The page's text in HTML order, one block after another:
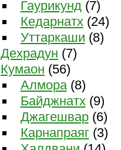
Гаурикунд(7)
Кедарнатх(24)
Уттаркаши (8)
Дехрадун (7)
Кумаон (56)
Алмора(8)
Байджнатх(9)
Джагешвар(6)
Карнапраяг(3)